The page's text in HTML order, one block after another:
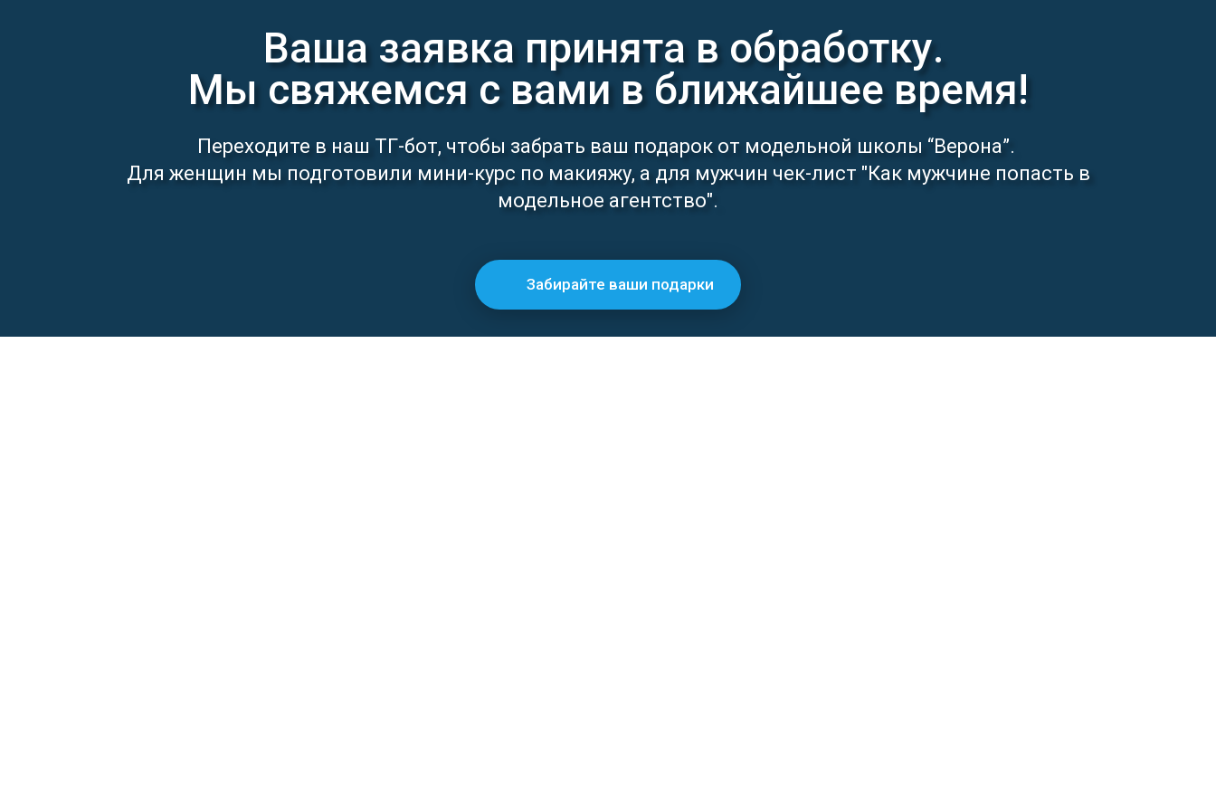
Ваша заявка принята в обработку.
Мы свяжемся с вами в ближайшее время!
Переходите в наш ТГ-бот, чтобы забрать ваш подарок от модельной школы “Верона”.
Для женщин мы подготовили мини-курс по макияжу, а для мужчин чек-лист "Как мужчине попасть в
модельное агентство".
Забирайте ваши подарки